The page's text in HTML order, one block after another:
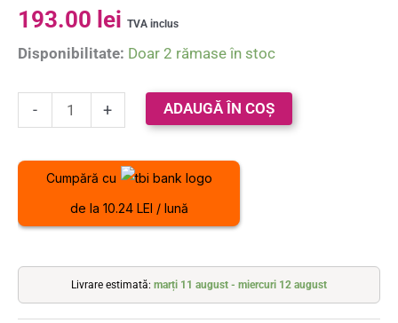
193.00 lei TVA inclus
Disponibilitate: Doar 2 rămase în stoc
- + ADAUGĂ ÎN COȘ
Cumpără cu
de la 10.24 LEI / lună
Livrare estimată: marți 11 august - miercuri 12 august